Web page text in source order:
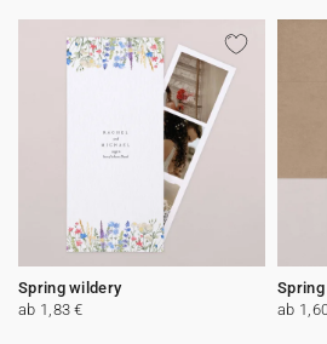
Spring wildery
ab 1,83 €
ab